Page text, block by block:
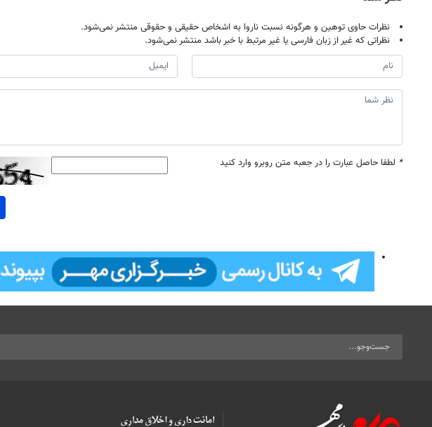
نظرات حاوی توهین و هرگونه نسبت ناروا به اشخاص حقیقی و حقوقی منتشر نمی‌شود.
نظراتی که غیر از زبان فارسی یا غیر مرتبط با خبر باشد منتشر نمی‌شود.
* لطفا حاصل عبارت را در جعبه متن روبرو وارد کنید